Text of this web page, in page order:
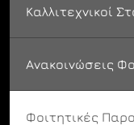
Καλλιτεχνικοί
Ανακοινώσεις
Φοιτητικές